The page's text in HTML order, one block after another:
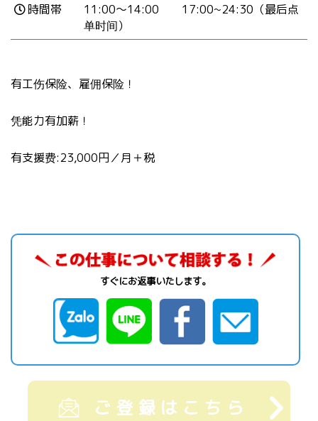
時間帯
11:00～14:00 17:00~24:30（最后点
单时间）
有工伤保险、雇佣保险！
凭能力有加薪！
有支援费:23,000円／月＋税
すぐにお返事いたします。
ご登録はこちら